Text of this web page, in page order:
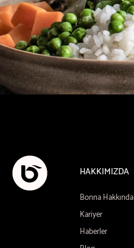
HAKKIMIZDA
Bonna Hakkında
Kariyer
Haberler